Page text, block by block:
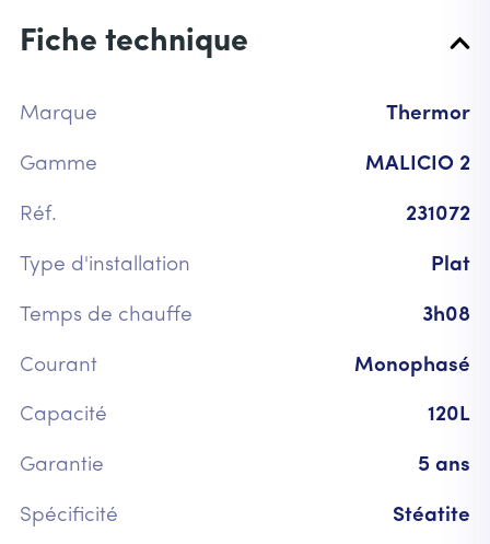
Fiche technique
Marque Thermor
Gamme MALICIO 2
Réf. 231072
Type d'installation Plat
Temps de chauffe 3h08
Courant Monophasé
Capacité 120L
Garantie 5 ans
Spécificité Stéatite